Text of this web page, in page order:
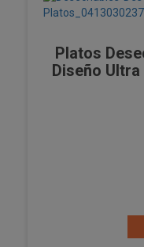
Platos
Diseño